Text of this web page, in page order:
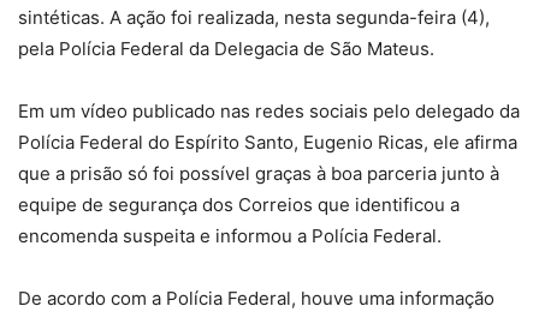
sintéticas. A ação foi realizada, nesta segunda-feira (4),
pela Polícia Federal da Delegacia de São Mateus.
Em um vídeo publicado nas redes sociais pelo delegado da
Polícia Federal do Espírito Santo, Eugenio Ricas, ele afirma
que a prisão só foi possível graças à boa parceria junto à
equipe de segurança dos Correios que identificou a
encomenda suspeita e informou a Polícia Federal.
De acordo com a Polícia Federal, houve uma informação